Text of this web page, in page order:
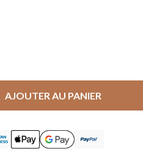
AJOUTER AU PANIER